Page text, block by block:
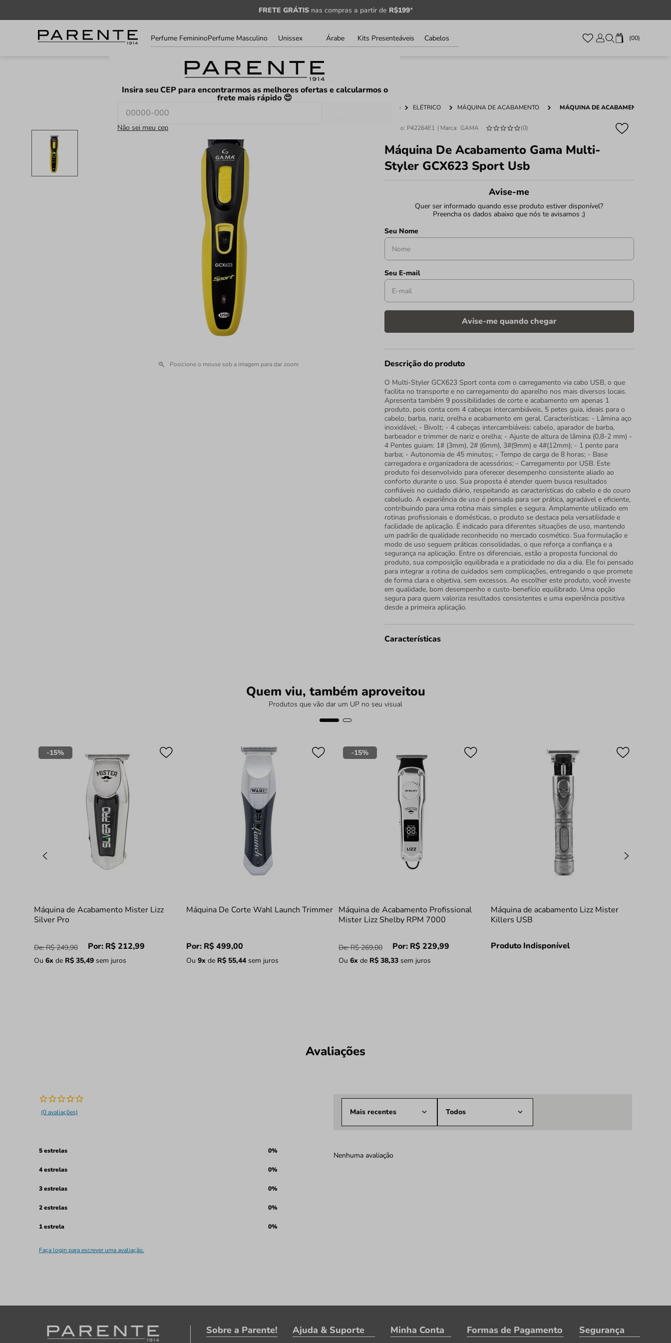
FRETE GRÁTISnas compras a partir de R$199*
LOJAS FAVORITOS
Informe
seu
CEP
Insira seu CEP para encontrarmos as melhores ofertas e calcularmos o
frete mais rápido 😍
Não sei meu cep
00
Perfume FemininoPerfume Masculino Unissex Árabe Kits Presenteáveis Cabelos
Posicione o mouse sob a imagem para dar zoom
Home ELÉTRICO MÁQUINA DE ACABAMENTO MÁQUINA DE ACABAMENTO GAMA
Código: P42264E1 GAMA (0)
Máquina De Acabamento Gama Multi-
Styler GCX623 Sport Usb
Descrição do produto
O Multi-Styler GCX623 Sport conta com o carregamento via cabo USB, o que
facilita no transporte e no carregamento do aparelho nos mais diversos locais.
Apresenta também 9 possibilidades de corte e acabamento em apenas 1
produto, pois conta com 4 cabeças intercambiáveis, 5 petes guia, ideais para o
cabelo, barba, nariz, orelha e acabamento em geral. Características: - Lâmina aço
inoxidável; - Bivolt; - 4 cabeças intercambiáveis: cabelo, aparador de barba,
barbeador e trimmer de nariz e orelha; - Ajuste de altura de lâmina (0,8-2 mm) -
4 Pentes guiam: 1# (3mm), 2# (6mm), 3#(9mm) e 4#(12mm); - 1 pente para
barba; - Autonomia de 45 minutos; - Tempo de carga de 8 horas; - Base
carregadora e organizadora de acessórios; - Carregamento por USB. Este
produto foi desenvolvido para oferecer desempenho consistente aliado ao
conforto durante o uso. Sua proposta é atender quem busca resultados
confiáveis no cuidado diário, respeitando as características do cabelo e do couro
cabeludo. A experiência de uso é pensada para ser prática, agradável e eficiente,
contribuindo para uma rotina mais simples e segura. Amplamente utilizado em
rotinas profissionais e domésticas, o produto se destaca pela versatilidade e
facilidade de aplicação. É indicado para diferentes situações de uso, mantendo
um padrão de qualidade reconhecido no mercado cosmético. Sua formulação e
modo de uso seguem práticas consolidadas, o que reforça a confiança e a
segurança na aplicação. Entre os diferenciais, estão a proposta funcional do
produto, sua composição equilibrada e a praticidade no dia a dia. Ele foi pensado
para integrar a rotina de cuidados sem complicações, entregando o que promete
de forma clara e objetiva, sem excessos. Ao escolher este produto, você investe
em qualidade, bom desempenho e custo-benefício equilibrado. Uma opção
segura para quem valoriza resultados consistentes e uma experiência positiva
desde a primeira aplicação.
Características
Quem viu, também aproveitou
Produtos que vão dar um UP no seu visual
-15%
Máquina de Acabamento Mister Lizz
Silver Pro
De:R$ 249,90 Por: R$ 212,99
Ou 6x de R$ 35,49sem juros
Máquina De Corte Wahl Launch Trimmer
Por: R$ 499,00
Ou 9x de R$ 55,44sem juros
-15%
Máquina de Acabamento Profissional
Mister Lizz Shelby RPM 7000
De:R$ 269,00 Por: R$ 229,99
Ou 6x de R$ 38,33sem juros
Máquina de acabamento Lizz Mister
Killers USB
Produto Indisponível
Avaliações
(0 avaliações)
5 estrelas 0%
4 estrelas 0%
3 estrelas 0%
2 estrelas 0%
1 estrela 0%
Faça login para escrever uma avaliação.
Mais recentes Todos
Nenhuma avaliação
Sobre a Parente! Ajuda & Suporte Minha Conta Formas de Pagamento Segurança